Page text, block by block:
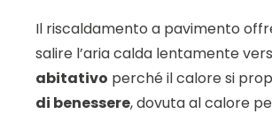
Il riscaldamento a pavimento
salire l’aria calda lentamente
abitativo perché il calore si
di benessere, dovuta al calore